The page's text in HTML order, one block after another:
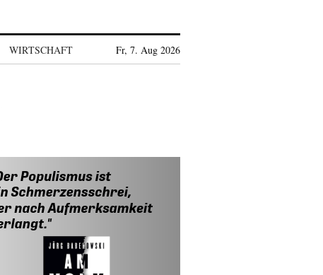
WIRTSCHAFT Fr, 7. Aug 2026